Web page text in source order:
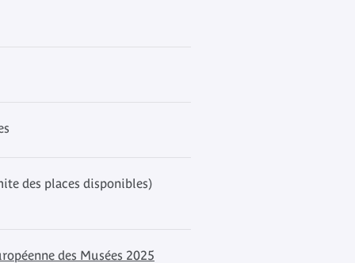
des places disponibles)
des Musées 2025